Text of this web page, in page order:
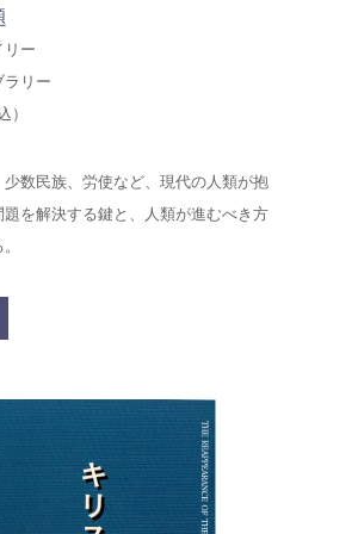
リー
ラリー
数民族、労使など、現代の人類が抱
題を解決する鍵と、人類が進むべき方